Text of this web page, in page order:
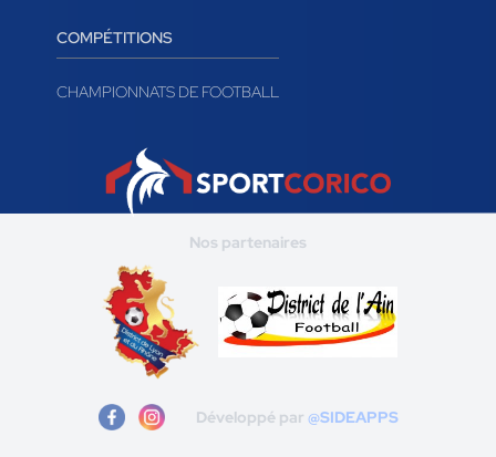
CLUBS DE TENNIS
COMPÉTITIONS
CHAMPIONNATS DE FOOTBALL
Nos partenaires